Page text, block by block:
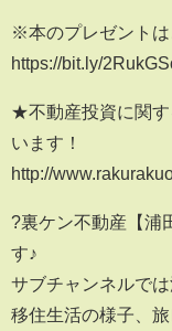
※本のプレゼント
https://bit.ly/
★不動産投資に関す
います！
http://
?裏ケン不動産【浦
す♪
サブチャンネルで
移住生活の様子、